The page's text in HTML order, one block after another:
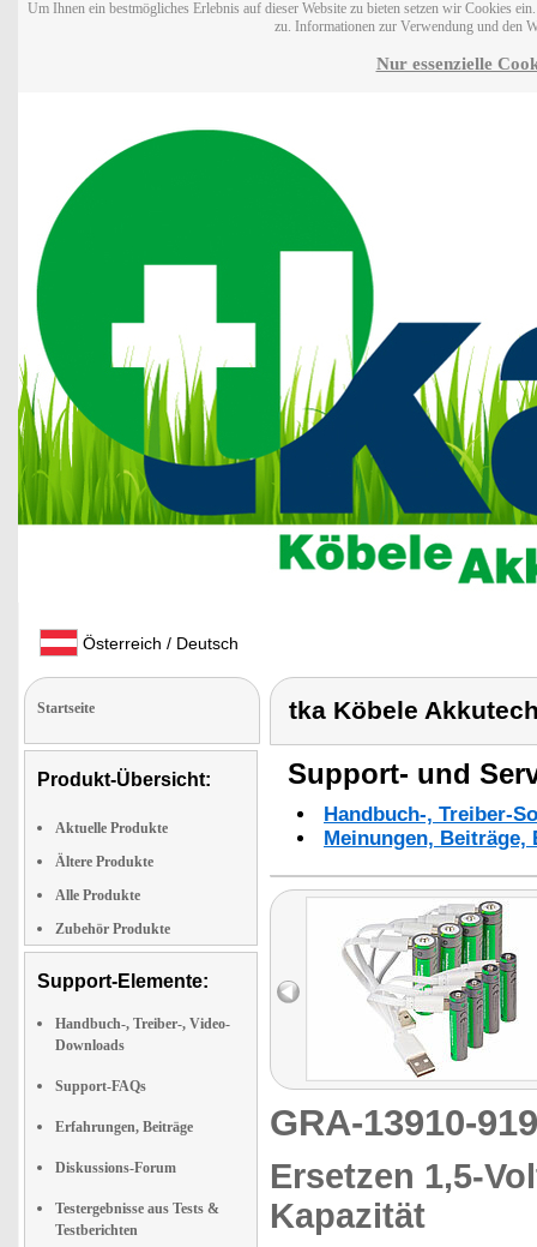
Um Ihnen ein bestmögliches Erlebnis auf dieser Website zu bieten setzen wir Cookies
zu. Informationen zur Verwendung und den
Nur essenzielle
Österreich / Deutsch
Startseite
Produkt-Übersicht:
Aktuelle Produkte
Ältere Produkte
Alle Produkte
Zubehör Produkte
Support-Elemente:
Handbuch-, Treiber-, Video-
Downloads
Support-FAQs
Erfahrungen, Beiträge
Diskussions-Forum
Testergebnisse aus Tests &
Testberichten
tka Köbele
Support- und
Handbuch-, Treiber-
Meinungen,
GRA-13910-
Ersetzen 1,5-
Kapazität